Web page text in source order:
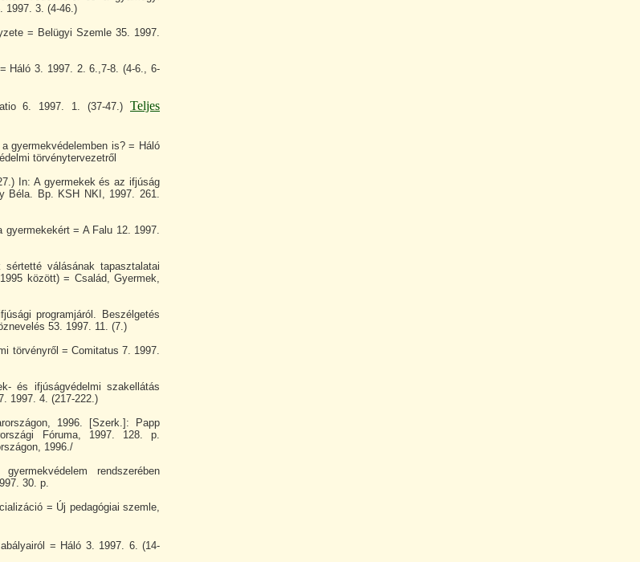
1997. 3. (4-46.)
= Belügyi Szemle 35. 1997.
Háló 3. 1997. 2. 6.,7-8. (4-6., 6-
6. 1997. 1. (37-47.) Teljes
gyermekvédelemben is? = Háló
törvénytervezetről
In: A gyermekek és az ifjúság
Béla. Bp. KSH NKI, 1997. 261.
= A Falu 12. 1997.
válásának tapasztalatai
között) = Család, Gyermek,
programjáról. Beszélgetés
53. 1997. 11. (7.)
törvényről = Comitatus 7. 1997.
és ifjúságvédelmi szakellátás
1997. 4. (217-222.)
1996. [Szerk.]: Papp
Fóruma, 1997. 128. p.
1996./
rendszerében
30. p.
= Új pedagógiai szemle,
= Háló 3. 1997. 6. (14-